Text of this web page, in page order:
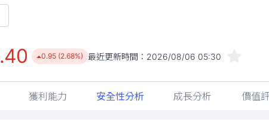
0.95 (2.68%) 最近更新時間： 2026/08/06 05:30
獲利能力 安全性分析 成長分析 價值